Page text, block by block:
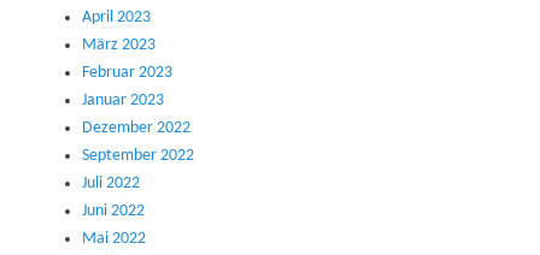
April 2023
März 2023
Februar 2023
Januar 2023
Dezember 2022
September 2022
Juli 2022
Juni 2022
Mai 2022